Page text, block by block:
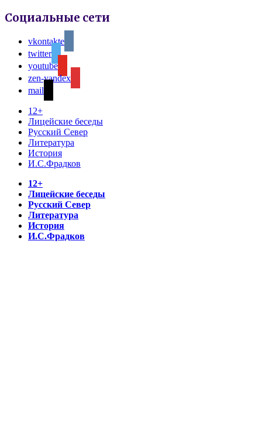
Социальные сети
vkontakte
twitter
youtube
zen-yandex
mail
12+
Лицейские беседы
Русский Север
Литература
История
И.С.Фрадков
12+
Лицейские беседы
Русский Север
Литература
История
И.С.Фрадков